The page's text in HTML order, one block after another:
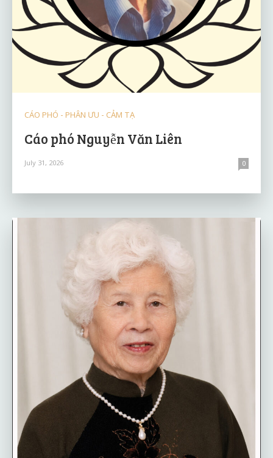
CÁO PHÓ - PHÂN ƯU - CẢM TẠ
Cáo phó Nguyễn Văn Liên
July 31, 2026 0